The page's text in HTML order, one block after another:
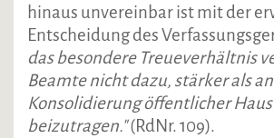
hinaus unvereinbar ist mit der
Entscheidung des
das besondere Treueverhältnis
Beamte nicht dazu, stärker als
Konsolidierung öffentlicher
beizutragen."(RdNr. 109).